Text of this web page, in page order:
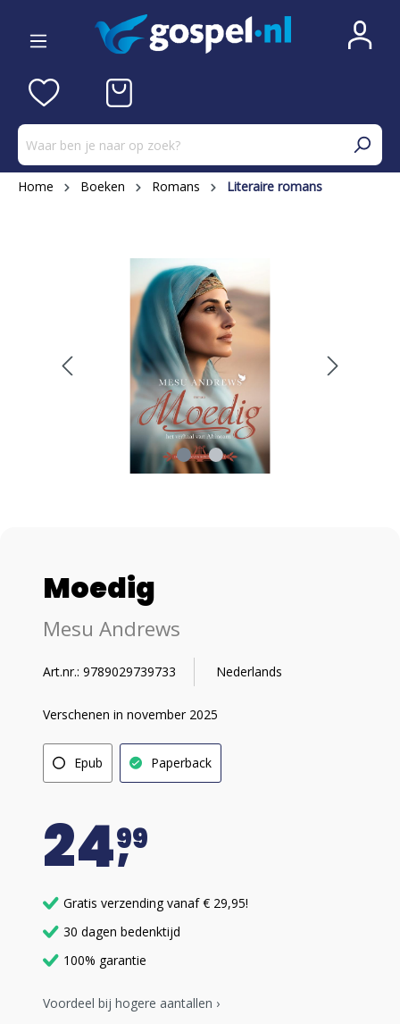
Home Boeken Romans Literaire romans
Moedig
Mesu Andrews
Art.nr.: 9789029739733 Nederlands
Verschenen in november 2025
Epub Paperback
2499
Gratis verzending vanaf € 29,95!
30 dagen bedenktijd
100% garantie
Voordeel bij hogere aantallen ›